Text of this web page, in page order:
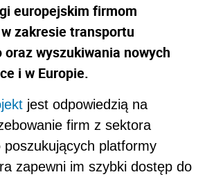
europejskim firmom
zakresie transportu
wyszukiwania nowych
i w Europie.
jest odpowiedzią na
firm z sektora
platformy
zapewni im szybki dostęp do